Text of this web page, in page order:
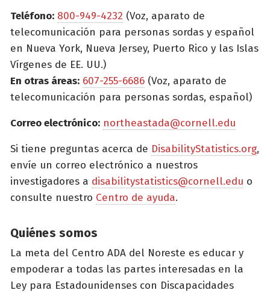
Teléfono: 800-949-4232 (Voz, aparato de
telecomunicación para personas sordas y español
en Nueva York, Nueva Jersey, Puerto Rico y las Islas
Vírgenes de EE. UU.)
En otras áreas: 607-255-6686 (Voz, aparato de
telecomunicación para personas sordas, español)
Correo electrónico: northeastada@cornell.edu
Si tiene preguntas acerca de DisabilityStatistics.org,
envíe un correo electrónico a nuestros
investigadores a disabilitystatistics@cornell.edu o
consulte nuestro Centro de ayuda.
Quiénes somos
La meta del Centro ADA del Noreste es educar y
empoderar a todas las partes interesadas en la
Ley para Estadounidenses con Discapacidades